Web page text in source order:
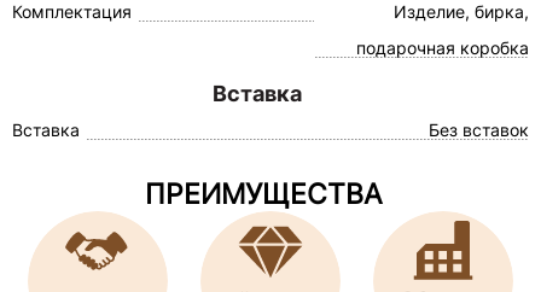
Комплектация
Изделие, бирка,
подарочная коробка
Вставка
Вставка Без вставок
ПРЕИМУЩЕСТВА